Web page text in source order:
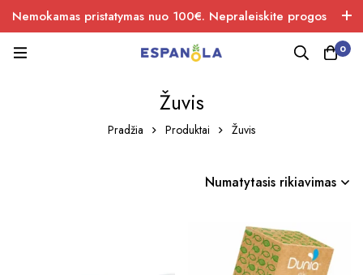
Nemokamas pristatymas nuo 100€. Nepraleiskite progos
įsigiti naujos produkcijos.
0
Žuvis
Pradžia Produktai Žuvis
Numatytasis rikiavimas